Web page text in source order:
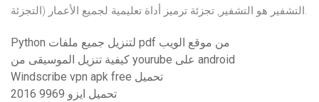
التجزئة) التشفير هو التشفير, تجزئة ترميز أداة تعليمية لجميع الأعمار.
Python لتنزيل جميع ملفات pdf من موقع الويب
كيفية تنزيل الموسيقى من yourube على android
Windscribe vpn apk free تحميل
تحميل ايزو 9969 2016